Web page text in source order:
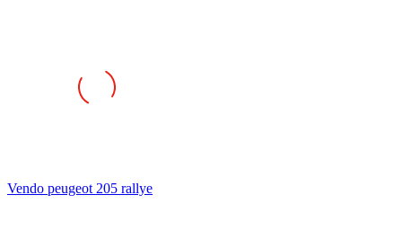
Vendo peugeot 205 rallye